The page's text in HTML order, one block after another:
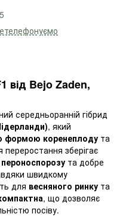
від Bejo Zaden,
середньоранній гібрид
, який
формою коренеплоду та
переростання зберігає
пероноспорозу та добре
швидкому
для весняного ринку та
, що дозволяє
посіву.